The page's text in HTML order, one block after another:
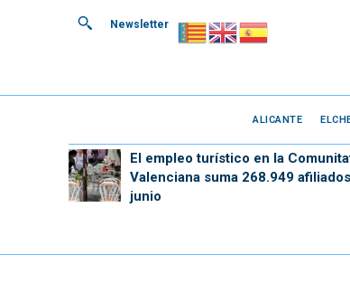
Newsletter
ALICANTE
El empleo turístico en la
Valenciana suma 268.949
junio